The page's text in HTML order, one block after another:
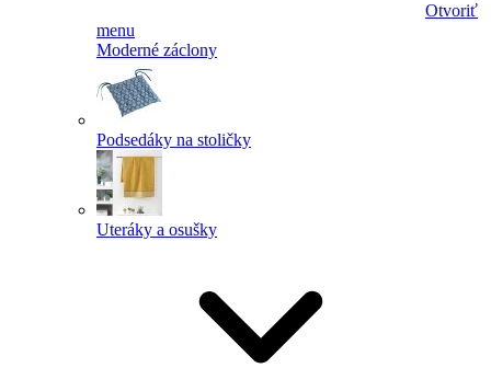
Otvoriť
menu
Moderné záclony
Podsedáky na stoličky
Uteráky a osušky